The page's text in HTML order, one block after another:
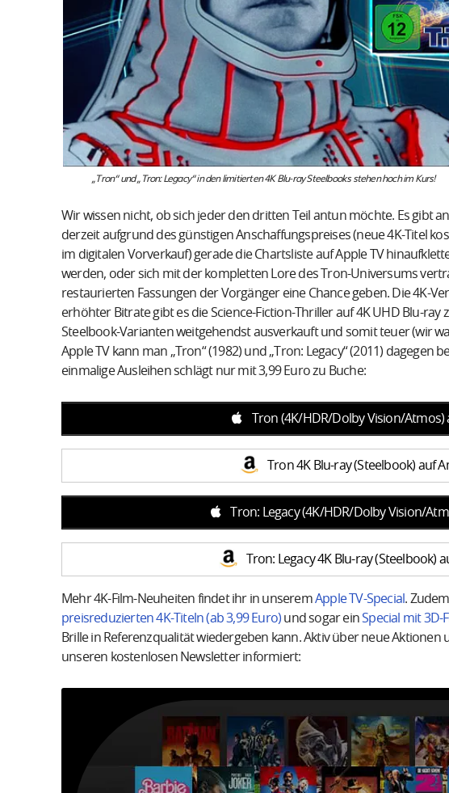
„Tron“ und „Tron: Legacy“ in den limitierten 4K Blu-ray Steelbooks stehen hoch im Kurs!
Wir wissen nicht, ob sich jeder den dritten Teil antun möchte. Es gibt
derzeit aufgrund des günstigen Anschaffungspreises (neue 4K-Titel
im digitalen Vorverkauf) gerade die Chartsliste auf Apple TV
werden, oder sich mit der kompletten Lore des Tron-Universums
restaurierten Fassungen der Vorgänger eine Chance geben. Die 4K-
erhöhter Bitrate gibt es die Science-Fiction-Thriller auf 4K UHD Blu-
Steelbook-Varianten weitgehendst ausverkauft und somit teuer (wir
Apple TV kann man „Tron“ (1982) und „Tron: Legacy“ (2011) dagegen
einmalige Ausleihen schlägt nur mit 3,99 Euro zu Buche:
Tron (4K/HDR/Dolby Vision/Atmos)
Tron 4K Blu-ray (Steelbook) auf
Tron: Legacy (4K/HDR/Dolby Vision/
Tron: Legacy 4K Blu-ray (Steelbook)
Mehr 4K-Film-Neuheiten findet ihr in unseremApple TV-Special .
preisreduzierten 4K-Titeln (ab 3,99 Euro) und sogar einSpecial mit 3D-
Brille in Referenzqualität wiedergeben kann. Aktiv über neue
unseren kostenlosen Newsletter informiert: